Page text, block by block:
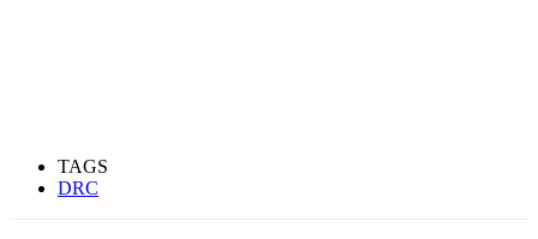
TAGS
DRC